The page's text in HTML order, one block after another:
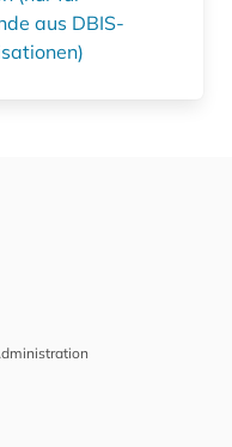
aus DBIS-